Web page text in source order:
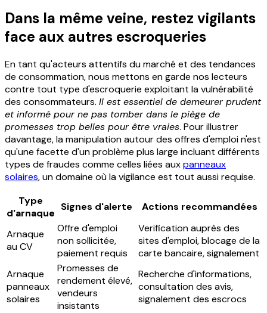
Dans la même veine, restez vigilants
face aux autres escroqueries
En tant qu'acteurs attentifs du marché et des tendances
de consommation, nous mettons en garde nos lecteurs
contre tout type d'escroquerie exploitant la vulnérabilité
des consommateurs. Il est essentiel de demeurer prudent
et informé pour ne pas tomber dans le piège de
promesses trop belles pour être vraies. Pour illustrer
davantage, la manipulation autour des offres d'emploi n'est
qu'une facette d'un problème plus large incluant différents
types de fraudes comme celles liées auxpanneaux
solaires, un domaine où la vigilance est tout aussi requise.
Type
d'arnaque
Signes d'alerte Actions recommandées
Arnaque
au CV
Offre d'emploi
non sollicitée,
paiement requis
Verification auprès des
sites d'emploi, blocage de la
carte bancaire, signalement
Arnaque
panneaux
solaires
Promesses de
rendement élevé,
vendeurs
insistants
Recherche d'informations,
consultation des avis,
signalement des escrocs